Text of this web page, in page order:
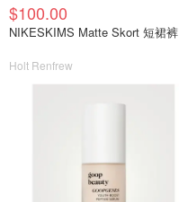
$100.00
NIKESKIMS Matte Skort 短裙裤
Holt Renfrew